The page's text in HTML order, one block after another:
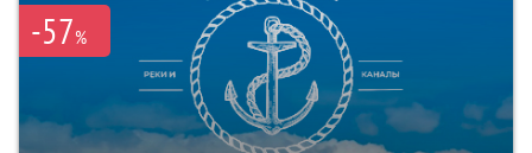
-57%